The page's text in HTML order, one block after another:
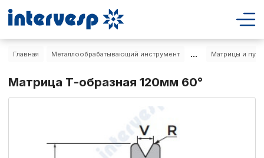
Главная Металлообрабатывающий инструмент ... Матрицы и
Матрица Т-образная 120мм 60°